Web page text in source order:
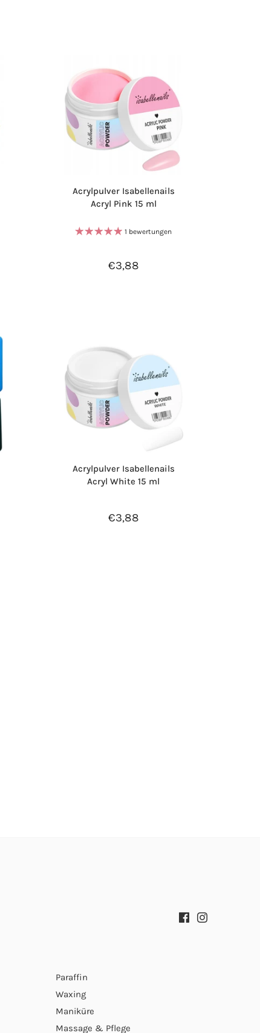
Acrylpulver Isabellenails
Acryl Pink 15 ml
1 bewertungen
€3,88
Acrylpulver Isabellenails
Acryl White 15 ml
€3,88
Paraffin
Waxing
Maniküre
Massage & Pflege